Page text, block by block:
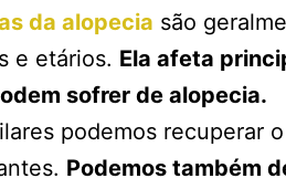
da alopecia são
e etários. Ela afeta
sofrer de alopecia.
podemos recuperar
Podemos também